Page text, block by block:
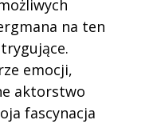
na ten
emocji,
aktorstwo
fascynacja